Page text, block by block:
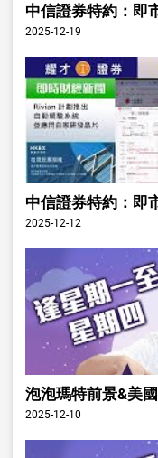
中信證券特約：即
2025-12-19
中信證券特約：即
2025-12-12
泡泡瑪特前景&美
2025-12-10